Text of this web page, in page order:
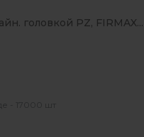
головкой PZ, FIRMAX...
- 17000 шт